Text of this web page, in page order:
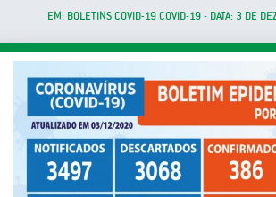
EM: BOLETINS COVID-19 COVID-19 - DATA: 3 DE